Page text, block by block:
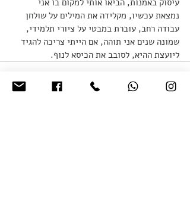
נמצאת עכשיו, מקלידה את המילים על שולחן
עבודה רחב, עוברת במבטי על ציורי תלמידי,
שמונה שנים אני תוהה, אם הייתי צריכה להגיד
ליועצת ההיא, לסובב את הכיסא לנוף.